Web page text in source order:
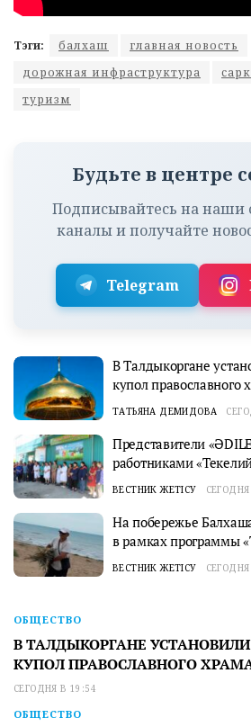
Тэги: балхаш
главная новость
дорожная инфраструктура
туризм
Будьте в центре
Подписывайтесь на наши
каналы и получайте
Telegram
В Талдыкоргане
купол православного
ТАТЬЯНА ДЕМИДОВА
Представители
работниками
ВЕСТНИК ЖЕТІСУ
На побережье
в рамках программы
ВЕСТНИК ЖЕТІСУ СЕГОДНЯ
ОБЩЕСТВО
В ТАЛДЫКОРГАНЕ
КУПОЛ ПРАВОСЛАВНОГО
СЕГОДНЯ В 19:54
ОБЩЕСТВО